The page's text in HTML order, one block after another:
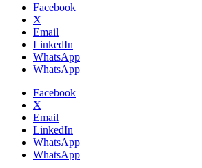
Facebook
X
Email
LinkedIn
WhatsApp
WhatsApp
Facebook
X
Email
LinkedIn
WhatsApp
WhatsApp